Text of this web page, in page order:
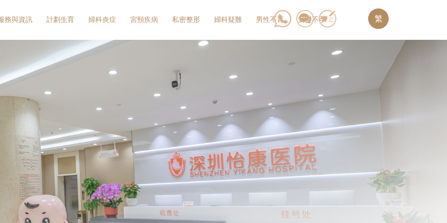
務與資訊 計劃生育 婦科炎症 宮頸疾病 私密整形 婦科疑難 男性不育 女性不孕 繁